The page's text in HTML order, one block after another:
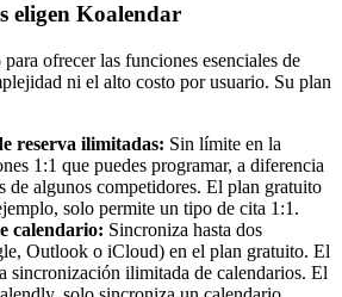
eligen Koalendar
ofrecer las funciones esenciales de
ni el alto costo por usuario. Su plan
reserva ilimitadas: Sin límite en la
1:1 que puedes programar, a diferencia
de algunos competidores. El plan gratuito
solo permite un tipo de cita 1:1.
calendario: Sincroniza hasta dos
Outlook o iCloud) en el plan gratuito. El
sincronización ilimitada de calendarios. El